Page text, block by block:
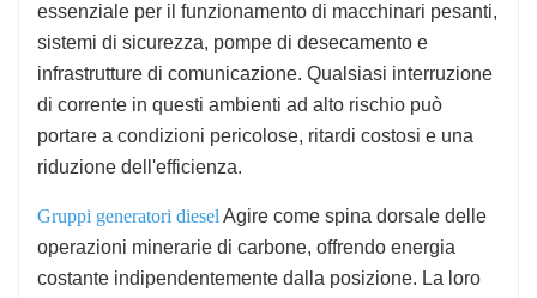
essenziale per il funzionamento di macchinari pesanti,
sistemi di sicurezza, pompe di desecamento e
infrastrutture di comunicazione. Qualsiasi interruzione
di corrente in questi ambienti ad alto rischio può
portare a condizioni pericolose, ritardi costosi e una
riduzione dell'efficienza.
Gruppi generatori diesel Agire come spina dorsale delle
operazioni minerarie di carbone, offrendo energia
costante indipendentemente dalla posizione. La loro